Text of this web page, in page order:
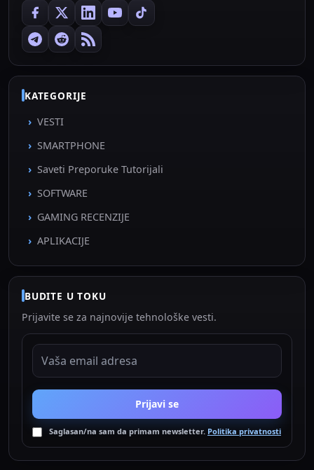
KATEGORIJE
VESTI
SMARTPHONE
Saveti Preporuke Tutorijali
SOFTWARE
GAMING RECENZIJE
APLIKACIJE
BUDITE U TOKU
Prijavite se za najnovije tehnološke vesti.
EMAIL ADRESA
Prijavi se
Saglasan/na sam da primam newsletter. Politika privatnosti